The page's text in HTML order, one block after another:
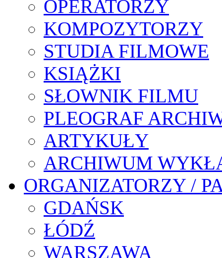
OPERATORZY
KOMPOZYTORZY
STUDIA FILMOWE
KSIĄŻKI
SŁOWNIK FILMU
PLEOGRAF
ARTYKUŁY
ARCHIWUM
ORGANIZATORZY /
GDAŃSK
ŁÓDŹ
WARSZAWA